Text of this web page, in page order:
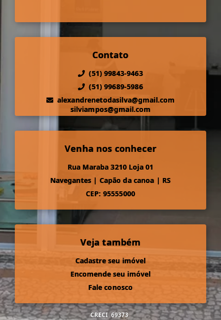
Contato
(51) 99843-9463
(51) 99689-5986
alexandrenetodasilva@gmail.com
silviampos@gmail.com
Venha nos conhecer
Rua Maraba 3210 Loja 01
Navegantes | Capão da canoa | RS
CEP: 95555000
Veja também
Cadastre seu imóvel
Encomende seu imóvel
Fale conosco
CRECI 69373